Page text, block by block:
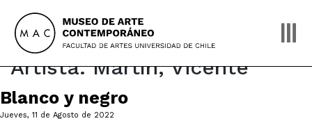
content
Artista:Martín, Vicente
Blanco y negro
Jueves, 11 de Agosto de 2022